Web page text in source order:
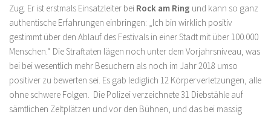
Zug. Er ist erstmals Einsatzleiter bei Rock am Ring und kann so ganz
authentische Erfahrungen einbringen: „Ich bin wirklich positiv
gestimmt über den Ablauf des Festivals in einer Stadt mit über 100.000
Menschen.“ Die Straftaten lägen noch unter dem Vorjahrsniveau, was
bei bei wesentlich mehr Besuchern als noch im Jahr 2018 umso
positiver zu bewerten sei. Es gab lediglich 12 Körperverletzungen, alle
ohne schwere Folgen. Die Polizei verzeichnete 31 Diebstähle auf
sämtlichen Zeltplätzen und vor den Bühnen, und das bei massig